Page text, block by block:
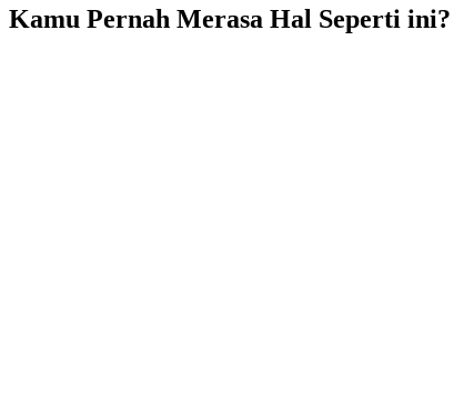
Kamu Pernah Merasa Hal Seperti ini?